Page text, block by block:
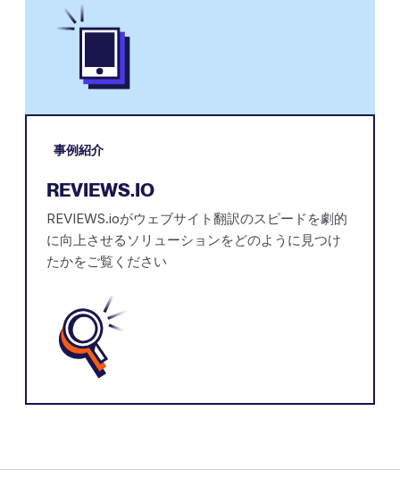
事例紹介
REVIEWS.IO
REVIEWS.ioがウェブサイト翻訳のスピードを劇的
に向上させるソリューションをどのように見つけ
たかをご覧ください